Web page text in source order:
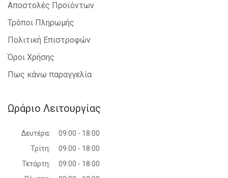
Αποστολές Προϊόντων
Τρόποι Πληρωμής
Πολιτική Επιστροφών
Όροι Χρήσης
Πως κάνω παραγγελία
Ωράριο Λειτουργίας
Δευτέρα:
09:00 - 18:00
Τρίτη:
09:00 - 18:00
Τετάρτη:
09:00 - 18:00